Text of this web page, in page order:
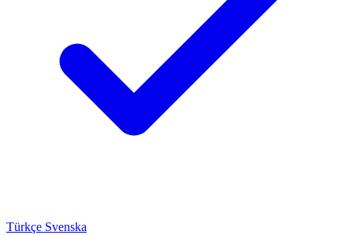
Türkçe Svenska